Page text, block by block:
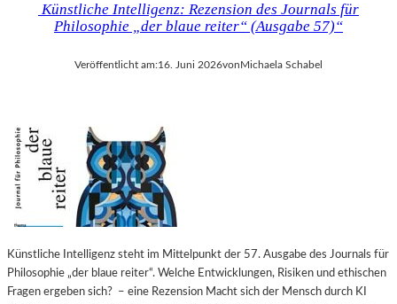
Künstliche Intelligenz: Rezension des Journals für
Philosophie „der blaue reiter“ (Ausgabe 57)“
Veröffentlicht am:16. Juni 2026von Michaela Schabel
Künstliche Intelligenz steht im Mittelpunkt der 57. Ausgabe des Journals für
Philosophie „der blaue reiter“. Welche Entwicklungen, Risiken und ethischen
Fragen ergeben sich? – eine Rezension Macht sich der Mensch durch KI